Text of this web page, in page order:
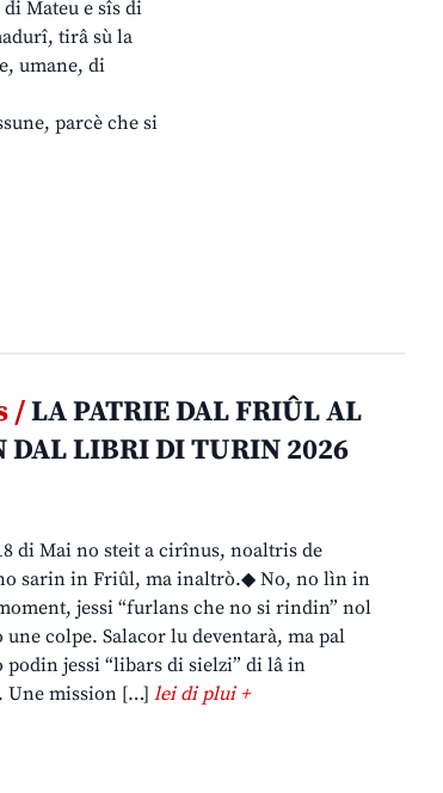
Mateu e sîs di
tirâ sù la
umane, di
parcè che si
/LA PATRIE DAL FRIÛL AL
DAL LIBRI DI TURIN 2026
di Mai no steit a cirînus, noaltris de
sarin in Friûl, ma inaltrò.◆ No, no lìn in
jessi “furlans che no si rindin” nol
une colpe. Salacor lu deventarà, ma pal
podin jessi “libars di sielzi” di lâ in
Une mission […]lei di plui +